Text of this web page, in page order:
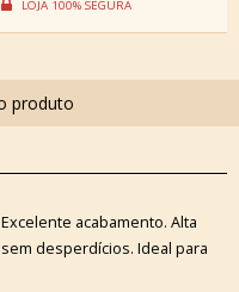
acabamento. Alta
desperdícios. Ideal para